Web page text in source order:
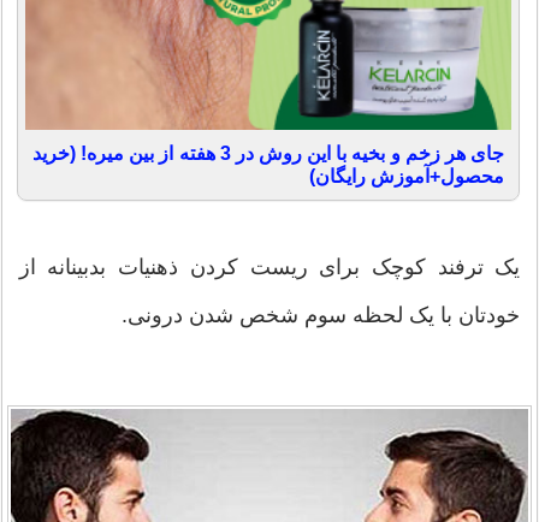
جای هر زخم و بخیه با این روش در 3 هفته از بین میره! (خرید
محصول+آموزش رایگان)
یک ترفند کوچک برای ریست کردن ذهنیات بدبینانه از
خودتان با یک لحظه سوم شخص شدن درونی.